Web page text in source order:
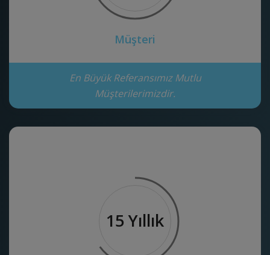
Müşteri
En Büyük Referansımız Mutlu
Müşterilerimizdir.
15 Yıllık